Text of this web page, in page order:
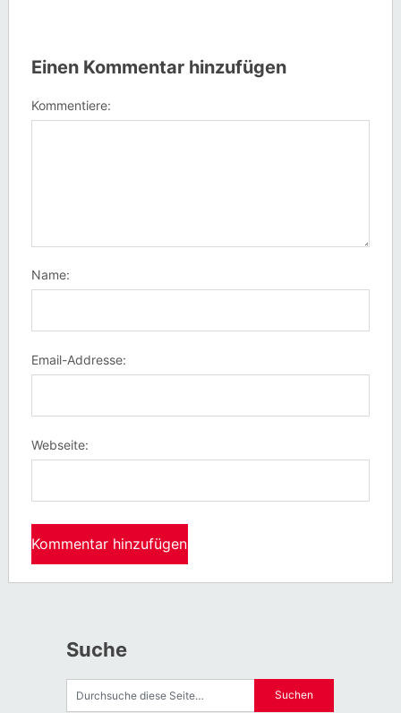
Einen Kommentar hinzufügen
Kommentiere:
Name:
Email-Addresse:
Webseite:
Suche